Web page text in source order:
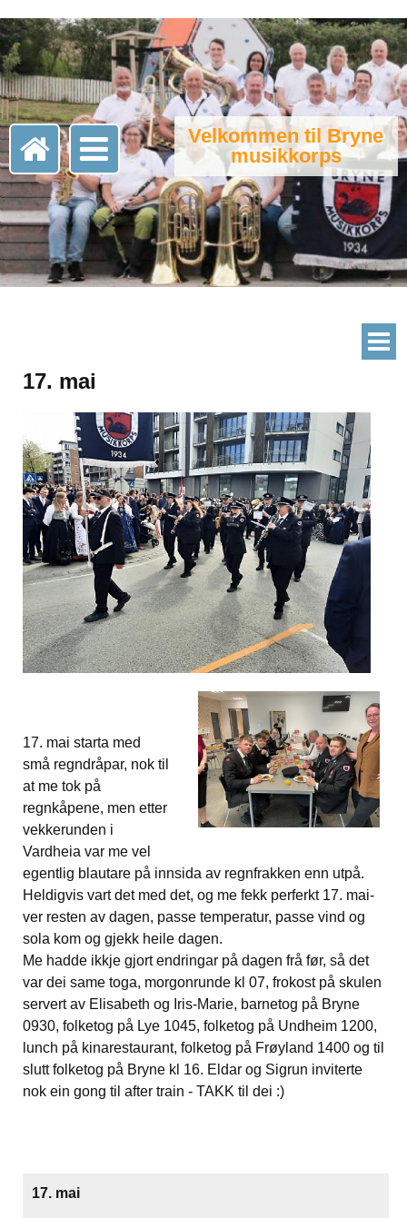
Velkommen til Bryne
musikkorps
17. mai
17. mai starta med
små regndråpar, nok til
at me tok på
regnkåpene, men etter
vekkerunden i
Vardheia var me vel
egentlig blautare på innsida av regnfrakken enn utpå.
Heldigvis vart det med det, og me fekk perferkt 17. mai-
ver resten av dagen, passe temperatur, passe vind og
sola kom og gjekk heile dagen.
Me hadde ikkje gjort endringar på dagen frå før, så det
var dei same toga, morgonrunde kl 07, frokost på skulen
servert av Elisabeth og Iris-Marie, barnetog på Bryne
0930, folketog på Lye 1045, folketog på Undheim 1200,
lunch på kinarestaurant, folketog på Frøyland 1400 og til
slutt folketog på Bryne kl 16. Eldar og Sigrun inviterte
nok ein gong til after train - TAKK til dei :)
17. mai